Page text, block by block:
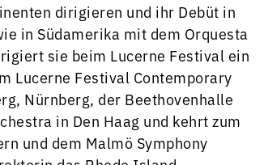
dirigieren und ihr Debüt in
in Südamerika mit dem Orquesta
sie beim Lucerne Festival ein
Lucerne Festival Contemporary
Nürnberg, der Beethovenhalle
in Den Haag und kehrt zum
und dem Malmö Symphony